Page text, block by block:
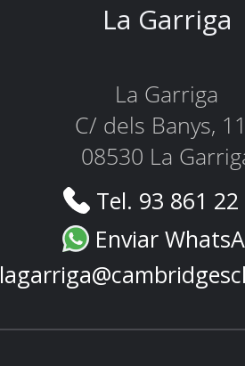
La Garriga
La Garriga
C/ dels Banys,
08530 La
Tel. 93 861
Enviar